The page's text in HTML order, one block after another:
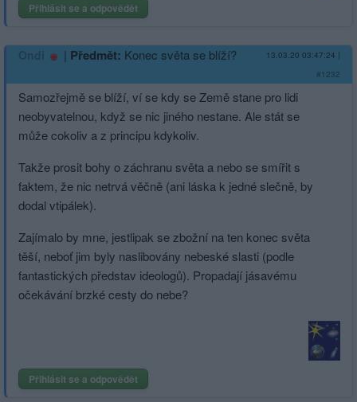
Přihlásit se a odpovědět
Ondi | Předmět: Konec světa se blíží? 13.03.20 03:47:24 |
#1232
Samozřejmě se blíží, ví se kdy se Země stane pro lidi
neobyvatelnou, když se nic jiného nestane. Ale stát se
může cokoliv a z principu kdykoliv.
Takže prosit bohy o záchranu světa a nebo se smířit s
faktem, že nic netrvá věčně (ani láska k jedné slečně, by
dodal vtipálek).
Zajímalo by mne, jestlipak se zbožní na ten konec světa
těší, neboť jim byly naslibovány nebeské slasti (podle
fantastických představ ideologů). Propadají jásavému
očekávání brzké cesty do nebe?
Přihlásit se a odpovědět